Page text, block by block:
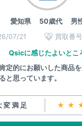
愛知県50歳代 男
07/21
買取番号
Qsicに感じたよいとこ
定的にお願いした商品
と思っています。
変満足